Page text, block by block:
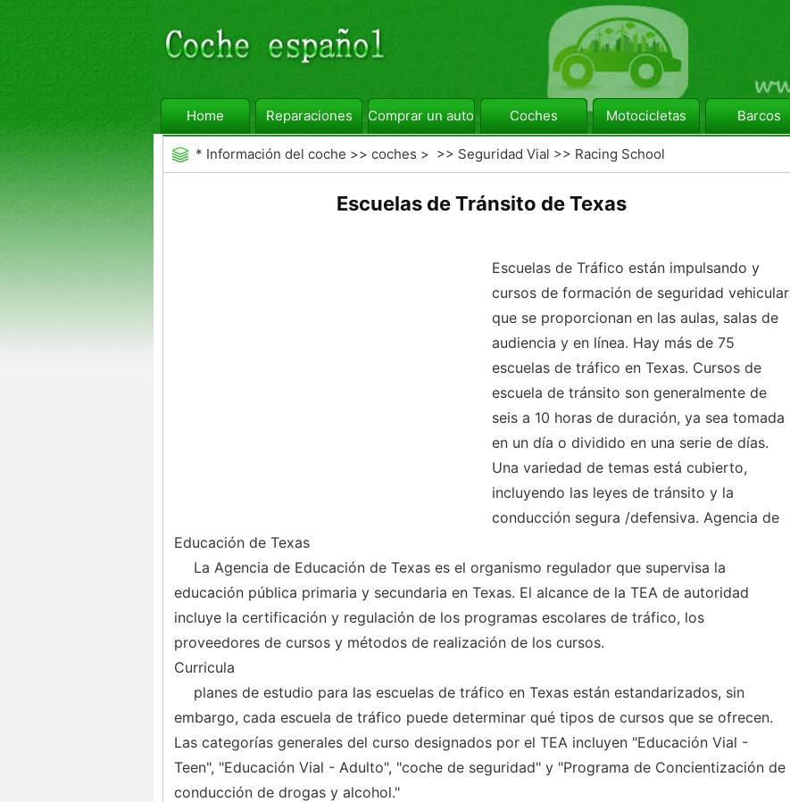
Home Reparaciones Comprar un automóvil Coches Motocicletas Barcos
* Información del coche >> coches > >> Seguridad Vial >> Racing School
Escuelas de Tránsito de Texas
Escuelas de Tráfico están impulsando y
cursos de formación de seguridad vehicular
que se proporcionan en las aulas, salas de
audiencia y en línea. Hay más de 75
escuelas de tráfico en Texas. Cursos de
escuela de tránsito son generalmente de
seis a 10 horas de duración, ya sea tomada
en un día o dividido en una serie de días.
Una variedad de temas está cubierto,
incluyendo las leyes de tránsito y la
conducción segura /defensiva. Agencia de
Educación de Texas
La Agencia de Educación de Texas es el organismo regulador que supervisa la
educación pública primaria y secundaria en Texas. El alcance de la TEA de autoridad
incluye la certificación y regulación de los programas escolares de tráfico, los
proveedores de cursos y métodos de realización de los cursos.
Curricula
planes de estudio para las escuelas de tráfico en Texas están estandarizados, sin
embargo, cada escuela de tráfico puede determinar qué tipos de cursos que se ofrecen.
Las categorías generales del curso designados por el TEA incluyen "Educación Vial -
Teen", "Educación Vial - Adulto", "coche de seguridad" y "Programa de Concientización de
conducción de drogas y alcohol."